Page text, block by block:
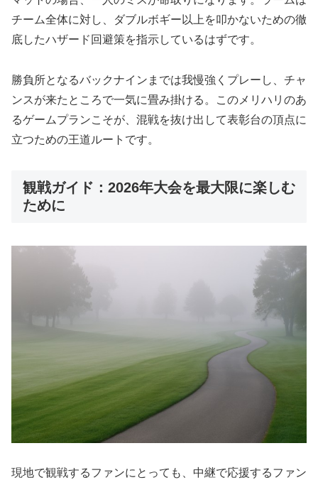
チーム全体に対し、ダブルボギー以上を叩かないための徹
底したハザード回避策を指示しているはずです。
勝負所となるバックナインまでは我慢強くプレーし、チャ
ンスが来たところで一気に畳み掛ける。このメリハリのあ
るゲームプランこそが、混戦を抜け出して表彰台の頂点に
立つための王道ルートです。
観戦ガイド：2026年大会を最大限に楽しむ
ために
現地で観戦するファンにとっても、中継で応援するファン